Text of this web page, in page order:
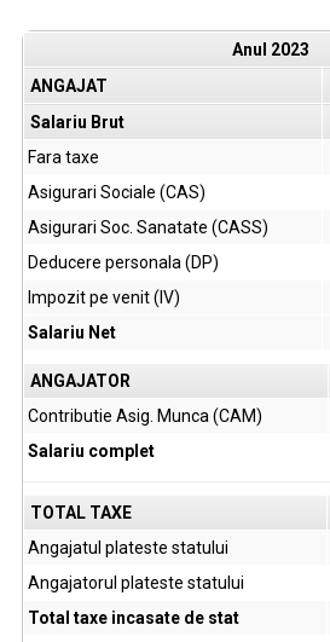
Anul 2023
ANGAJAT
Salariu Brut
Fara taxe
Asigurari Sociale (CAS)
Asigurari Soc. Sanatate (CASS)
Deducere personala (DP)
Impozit pe venit (IV)
Salariu Net
ANGAJATOR
Contributie Asig. Munca (CAM)
Salariu complet
TOTAL TAXE
Angajatul plateste statului
Angajatorul plateste statului
Total taxe incasate de stat